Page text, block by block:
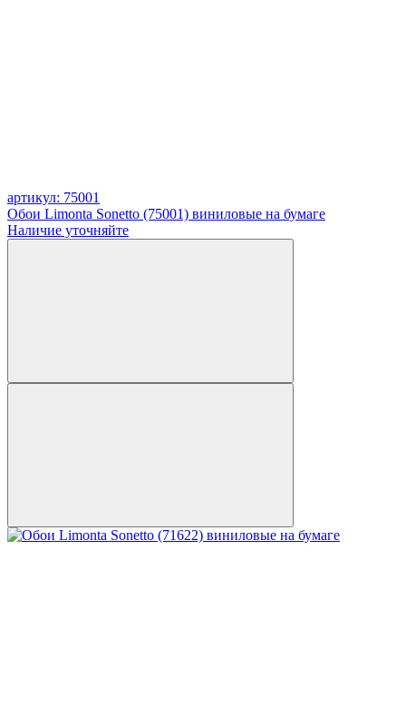
артикул: 75001
Обои Limonta Sonetto (75001) виниловые на бумаге
Наличие уточняйте